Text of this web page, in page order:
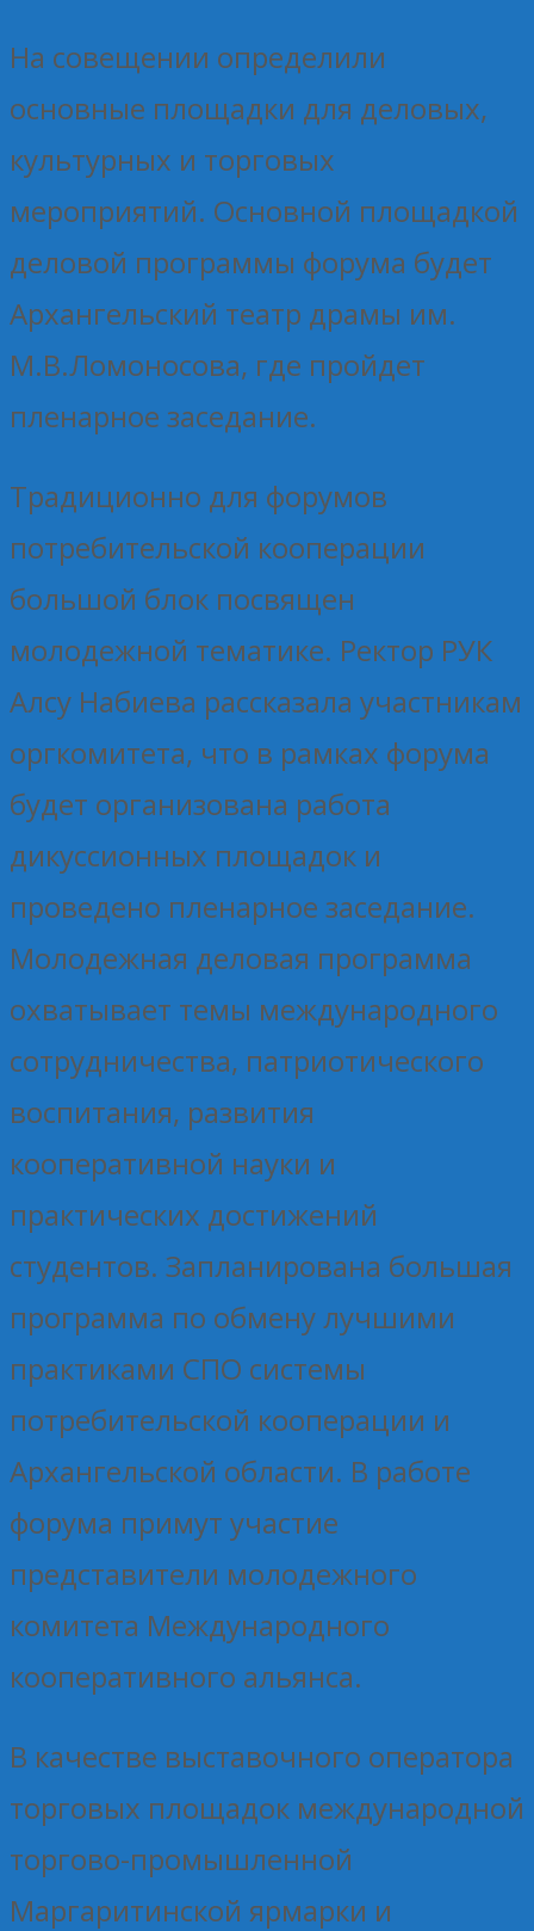
На совещении определили
основные площадки для деловых,
культурных и торговых
мероприятий. Основной площадкой
деловой программы форума будет
Архангельский театр драмы им.
М.В.Ломоносова, где пройдет
пленарное заседание.
Традиционно для форумов
потребительской кооперации
большой блок посвящен
молодежной тематике. Ректор РУК
Алсу Набиева рассказала участникам
оргкомитета, что в рамках форума
будет организована работа
дикуссионных площадок и
проведено пленарное заседание.
Молодежная деловая программа
охватывает темы международного
сотрудничества, патриотического
воспитания, развития
кооперативной науки и
практических достижений
студентов. Запланирована большая
программа по обмену лучшими
практиками СПО системы
потребительской кооперации и
Архангельской области. В работе
форума примут участие
представители молодежного
комитета Международного
кооперативного альянса.
В качестве выставочного оператора
торговых площадок международной
торгово-промышленной
Маргаритинской ярмарки и